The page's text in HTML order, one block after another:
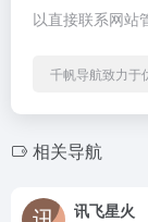
以直接联系网站
千帆导航致力于
相关导航
讯飞星火